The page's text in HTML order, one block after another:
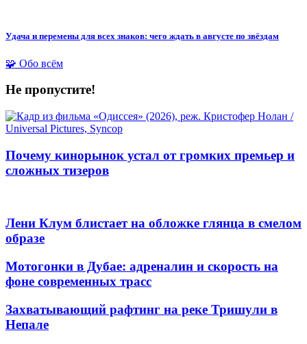
Удача и перемены для всех знаков: чего ждать в августе по звёздам
🧩 Обо всём
Не пропустите!
Почему кинорынок устал от громких премьер и
сложных тизеров
Лени Клум блистает на обложке глянца в смелом
образе
Мотогонки в Дубае: адреналин и скорость на
фоне современных трасс
Захватывающий рафтинг на реке Тришули в
Непале